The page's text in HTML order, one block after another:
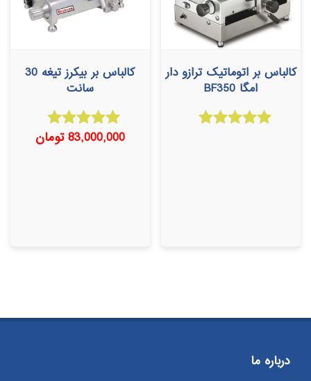
کالباس بر اتوماتیک ترازو دار
امگا BF350
کالباس بر بیکرز تیغه 30
سانت
امتیاز
5.00
83,000,000تومان
درباره ما